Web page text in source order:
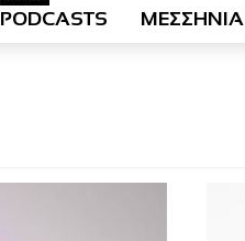
PODCASTS ΜΕΣΣΗΝΙΑ